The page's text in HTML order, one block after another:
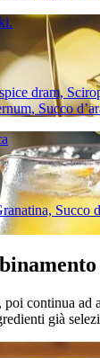
dram,
Succo
Succo
continua ad
già